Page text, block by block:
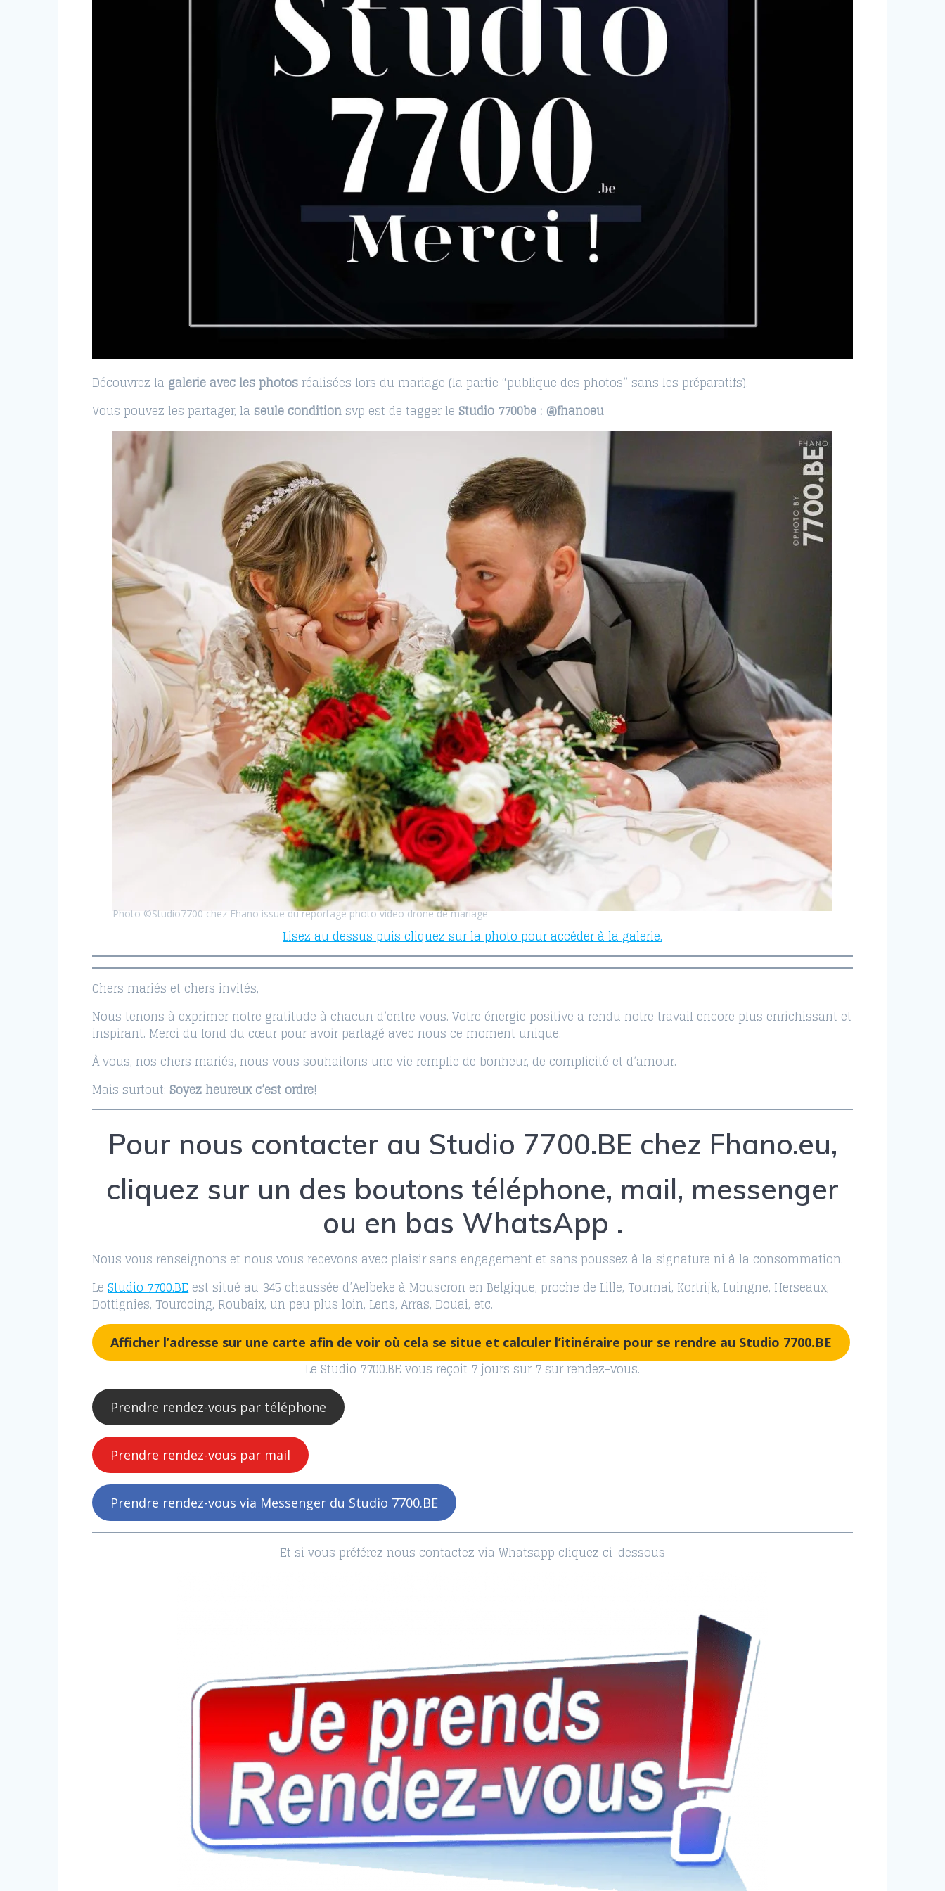
Découvrez la galerie avec les photos réalisées lors du mariage (la partie “publique des photos” sans les préparatifs).
Vous pouvez les partager, la seule condition svp est de tagger le Studio 7700be : @fhanoeu
Photo ©Studio7700 chez Fhano issue du reportage photo video drone de mariage
Lisez au dessus puis cliquez sur la photo pour accéder à la galerie.
Chers mariés et chers invités,
Nous tenons à exprimer notre gratitude à chacun d’entre vous. Votre énergie positive a rendu notre travail encore plus enrichissant et
inspirant. Merci du fond du cœur pour avoir partagé avec nous ce moment unique.
À vous, nos chers mariés, nous vous souhaitons une vie remplie de bonheur, de complicité et d’amour.
Mais surtout: Soyez heureux c’est ordre!
Pour nous contacter au Studio 7700.BE chez Fhano.eu,
cliquez sur un des boutons téléphone, mail, messenger
ou en bas WhatsApp .
Nous vous renseignons et nous vous recevons avec plaisir sans engagement et sans poussez à la signature ni à la consommation.
LeStudio 7700.BEest situé au 345 chaussée d’Aelbeke à Mouscron en Belgique, proche de Lille, Tournai, Kortrijk, Luingne, Herseaux,
Dottignies, Tourcoing, Roubaix, un peu plus loin, Lens, Arras, Douai, etc.
Afficher l’adresse sur une carte afin de voir où cela se situe et calculer l’itinéraire pour se rendre au Studio 7700.BE
Le Studio 7700.BE vous reçoit 7 jours sur 7 sur rendez-vous.
Prendre rendez-vous par téléphone
Prendre rendez-vous par mail
Prendre rendez-vous via Messenger du Studio 7700.BE
Et si vous préférez nous contactez via Whatsapp cliquez ci-dessous